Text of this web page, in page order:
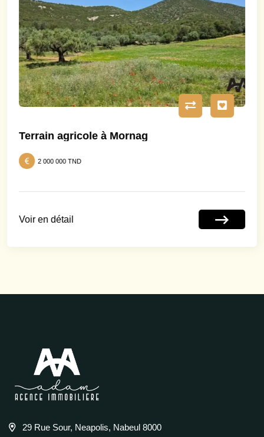
Terrain agricole à Mornag
2 000 000 TND
Voir en détail
29 Rue Sour, Neapolis, Nabeul 8000